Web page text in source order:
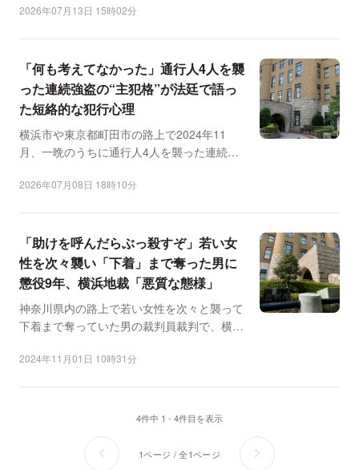
2026年07月13日 15時02分
「何も考えてなかった」通行人4人を襲
った連続強盗の“主犯格”が法廷で語っ
た短絡的な犯行心理
横浜市や東京都町田市の路上で2024年11
月、一晩のうちに通行人4人を襲った連続強
2026年07月08日 18時10分
「助けを呼んだらぶっ殺すぞ」若い女
性を次々襲い「下着」まで奪った男に
懲役9年、横浜地裁「悪質な態様」
神奈川県内の路上で若い女性を次々と襲って
下着まで奪っていた男の裁判員裁判で、横浜
2024年11月01日 10時31分
4件中 1 - 4件目を表示
1ページ / 全1ページ